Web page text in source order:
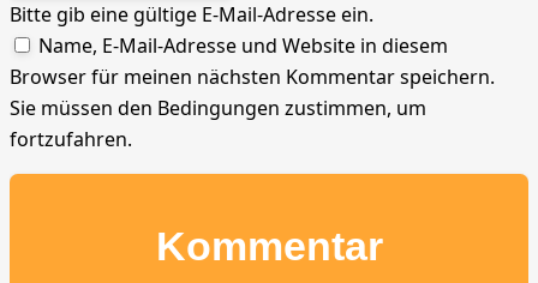
Bitte gib eine gültige E-Mail-Adresse ein.
Name, E-Mail-Adresse und Website in diesem
Browser für meinen nächsten Kommentar speichern.
Sie müssen den Bedingungen zustimmen, um
fortzufahren.
Kommentar